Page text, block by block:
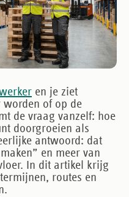
en je ziet
worden of op de
de vraag vanzelf: hoe
doorgroeien als
antwoord: dat
en meer van
In dit artikel krijg
routes en